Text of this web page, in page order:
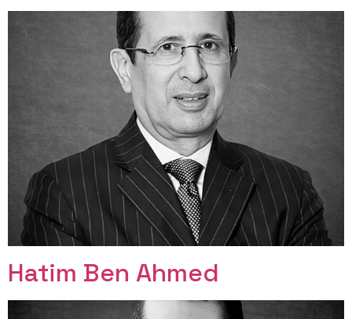
Hatim Ben Ahmed